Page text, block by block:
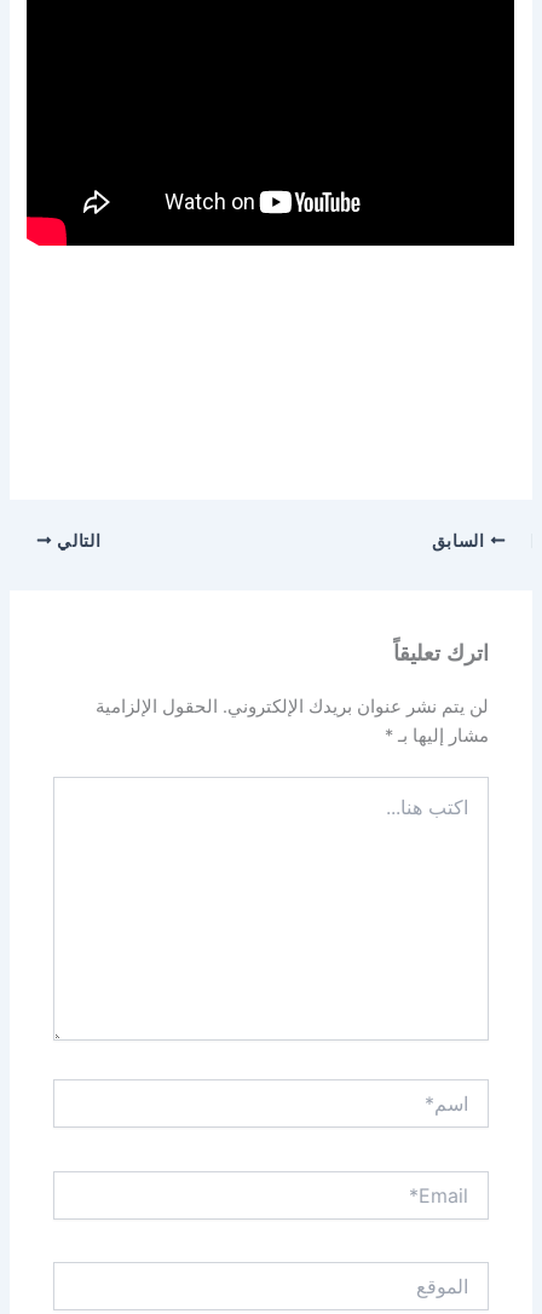
السابق التالي
اترك تعليقاً
لن يتم نشر عنوان بريدك الإلكتروني.
الحقول الإلزامية
مشار إليها بـ*
هنا...